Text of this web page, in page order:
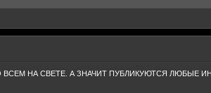
НА СВЕТЕ. А ЗНАЧИТ ПУБЛИКУЮТСЯ ЛЮБЫЕ